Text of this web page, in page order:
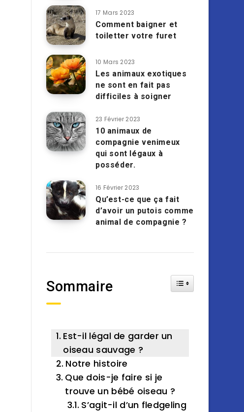
17 Mars 2023
Comment baigner et
toiletter votre furet
10 Mars 2023
Les animaux exotiques
ne sont en fait pas
difficiles à soigner
23 Février 2023
10 animaux de
compagnie venimeux
qui sont légaux à
posséder.
16 Février 2023
Qu’est-ce que ça fait
d’avoir un putois comme
animal de compagnie ?
Sommaire Toggle Table of
Est-il légal de garder un
oiseau sauvage ?
Notre histoire
Que dois-je faire si je
trouve un bébé oiseau ?
S’agit-il d’un fledgeling